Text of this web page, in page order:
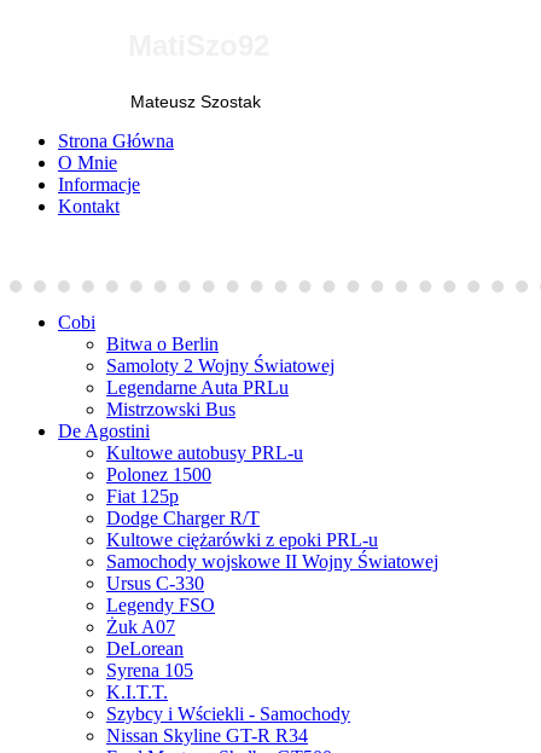
Mateusz Szostak
Strona Główna
O Mnie
Informacje
Kontakt
Cobi
Bitwa o Berlin
Samoloty 2 Wojny Światowej
Legendarne Auta PRLu
Mistrzowski Bus
De Agostini
Kultowe autobusy PRL-u
Polonez 1500
Fiat 125p
Dodge Charger R/T
Kultowe ciężarówki z epoki PRL-u
Samochody wojskowe II Wojny Światowej
Ursus C-330
Legendy FSO
Żuk A07
DeLorean
Syrena 105
K.I.T.T.
Szybcy i Wściekli - Samochody
Nissan Skyline GT-R R34